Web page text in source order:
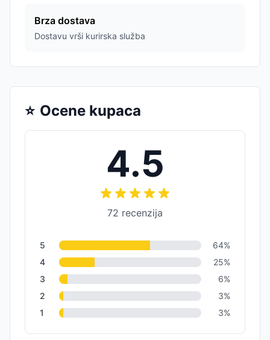
Brza dostava
Dostavu vrši kurirska služba
⭐ Ocene kupaca
4.5
72 recenzija
5 64%
4
25%
3
6%
2
3%
1
3%